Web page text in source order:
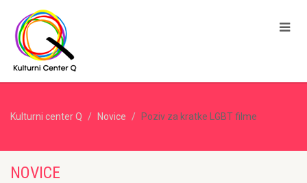
Kulturni center Q Novice Poziv za kratke LGBT filme
NOVICE